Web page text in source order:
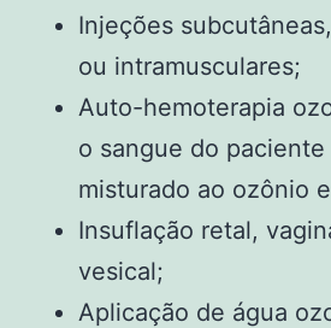
Injeções
ou intramusculares;
Auto-hemoterapia
o sangue do
misturado ao ozônio
Insuflação retal,
vesical;
Aplicação de água